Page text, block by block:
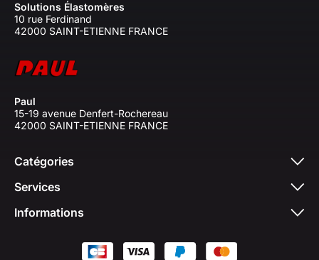
Solutions Élastomères
10 rue Ferdinand
42000 SAINT-ETIENNE FRANCE
Paul
15-19 avenue Denfert-Rochereau
42000 SAINT-ETIENNE FRANCE
Catégories
Services
Informations